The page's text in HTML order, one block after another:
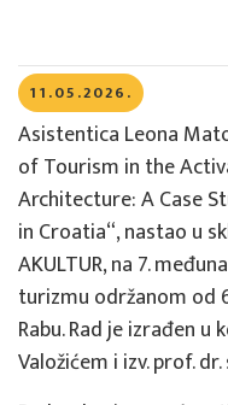
11.05.2026.
Asistentica Leona
of Tourism in the
Architecture: A Case
in Croatia“, nastao u
AKULTUR, na 7.
turizmu održanom od
Rabu. Rad je izrađen u
Valožićem i izv. prof.